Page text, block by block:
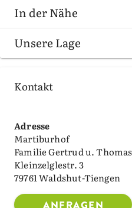
In der Nähe
Unsere Lage
Kontakt
Adresse
Martiburhof
Familie Gertrud u.
Kleinzelglestr. 3
79761 Waldshut-Tiengen